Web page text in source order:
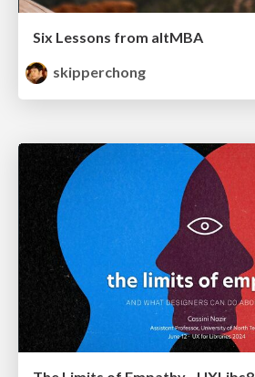
Six Lessons from altMBA
skipperchong